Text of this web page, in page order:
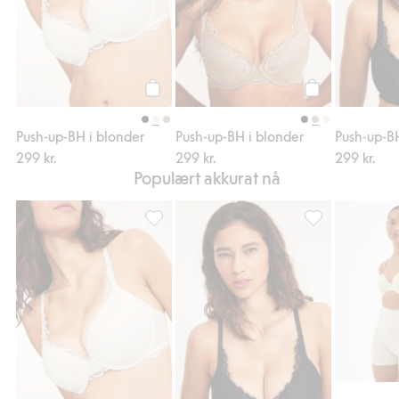
Legg til
Push-up-BH i blonder
299 kr.
Legg til
Push-up-BH i blonder
299 kr.
Push-up-
299 kr.
Populært akkurat nå
Push-up-BH i blonder, Legg til i favoriter
Push-up-BH i